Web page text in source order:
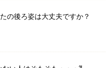
の後ろ姿は大丈夫ですか？